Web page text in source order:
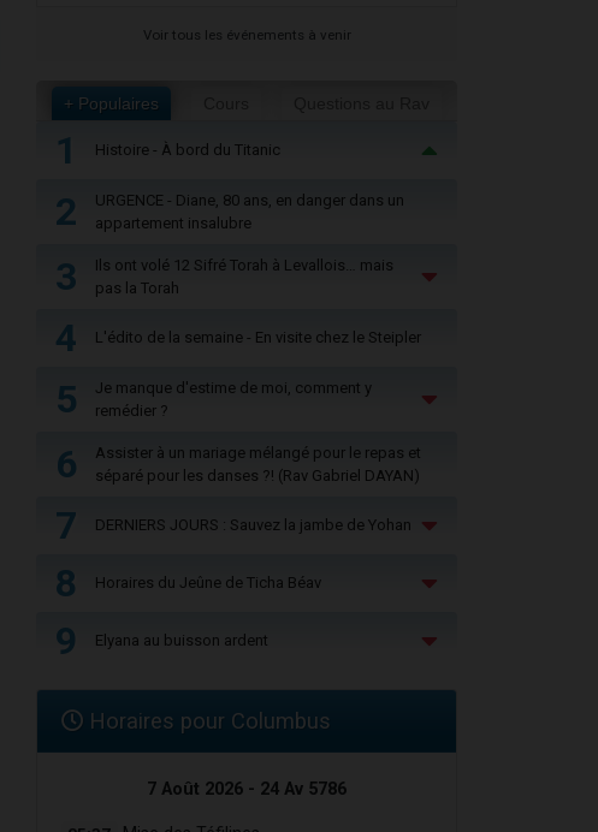
Voir tous les événements à venir
+ Populaires
1 Histoire - À bord du Titanic
2
URGENCE - Diane, 80 ans, en danger dans un
appartement insalubre
3
Ils ont volé 12 Sifré Torah à Levallois… mais
pas la Torah
4 L'édito de la semaine - En visite chez le Steipler
5
Je manque d'estime de moi, comment y
remédier ?
6
Assister à un mariage mélangé pour le repas et
séparé pour les danses ?! (Rav Gabriel DAYAN)
7 DERNIERS JOURS : Sauvez la jambe de Yohan
8 Horaires du Jeûne de Ticha Béav
9 Elyana au buisson ardent
Horaires pour Columbus
7 Août 2026 - 24 Av 5786